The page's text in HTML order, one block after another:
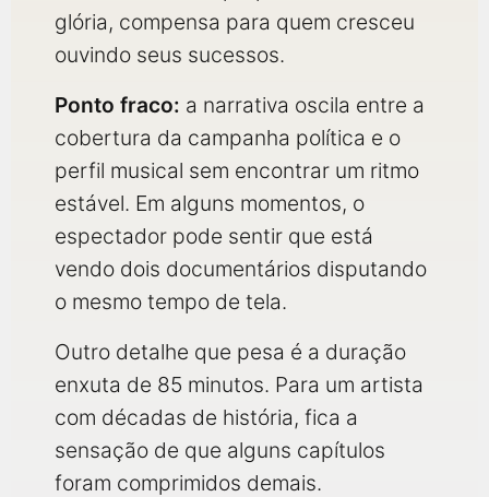
glória, compensa para quem cresceu
ouvindo seus sucessos.
Ponto fraco: a narrativa oscila entre a
cobertura da campanha política e o
perfil musical sem encontrar um ritmo
estável. Em alguns momentos, o
espectador pode sentir que está
vendo dois documentários disputando
o mesmo tempo de tela.
Outro detalhe que pesa é a duração
enxuta de 85 minutos. Para um artista
com décadas de história, fica a
sensação de que alguns capítulos
foram comprimidos demais.